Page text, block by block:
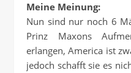
Meine Meinung:
Nun sind nur noch 6
Prinz Maxons
erlangen, America ist
jedoch schafft sie es